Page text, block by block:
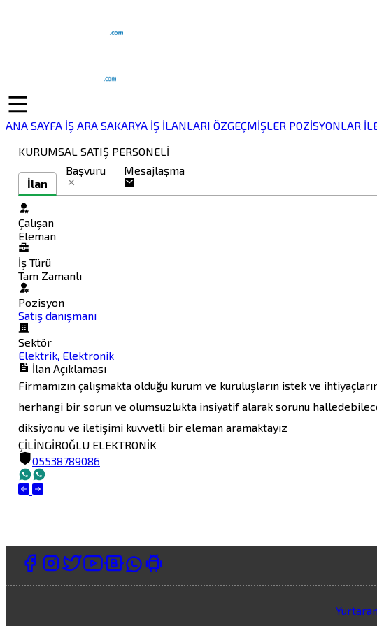
ANA SAYFA İŞ ARA SAKARYA İŞ İLANLARI ÖZGEÇMİŞLER POZİSYONLAR
KURUMSAL SATIŞ PERSONELİ
İlan
Başvuru Mesajlaşma
Çalışan
Eleman
İş Türü
Tam Zamanlı
Pozisyon
Satış danışmanı
Sektör
Elektrik, Elektronik
İlan Açıklaması
Firmamızın çalışmakta olduğu kurum ve kuruluşların istek ve
herhangi bir sorun ve olumsuzlukta insiyatif alarak sorunu
diksiyonu ve iletişimi kuvvetli bir eleman aramaktayız
ÇİLİNGİROĞLU ELEKTRONİK
05538789086